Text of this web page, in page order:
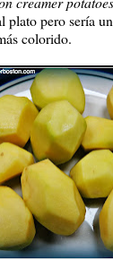
plato pero sería
colorido.